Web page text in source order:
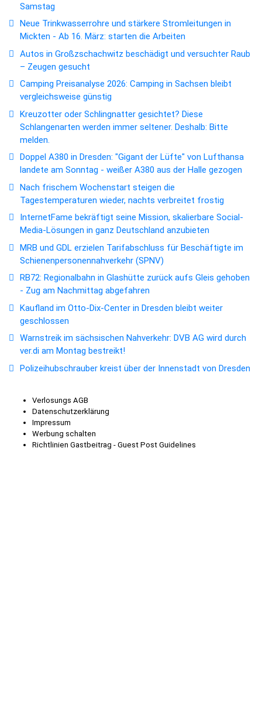
Samstag
Neue Trinkwasserrohre und stärkere Stromleitungen in
Mickten - Ab 16. März: starten die Arbeiten
Autos in Großzschachwitz beschädigt und versuchter Raub
– Zeugen gesucht
Camping Preisanalyse 2026: Camping in Sachsen bleibt
vergleichsweise günstig
Kreuzotter oder Schlingnatter gesichtet? Diese
Schlangenarten werden immer seltener. Deshalb: Bitte
melden.
Doppel A380 in Dresden: "Gigant der Lüfte" von Lufthansa
landete am Sonntag - weißer A380 aus der Halle gezogen
Nach frischem Wochenstart steigen die
Tagestemperaturen wieder, nachts verbreitet frostig
InternetFame bekräftigt seine Mission, skalierbare Social-
Media-Lösungen in ganz Deutschland anzubieten
MRB und GDL erzielen Tarifabschluss für Beschäftigte im
Schienenpersonennahverkehr (SPNV)
RB72: Regionalbahn in Glashütte zurück aufs Gleis gehoben
- Zug am Nachmittag abgefahren
Kaufland im Otto-Dix-Center in Dresden bleibt weiter
geschlossen
Warnstreik im sächsischen Nahverkehr: DVB AG wird durch
ver.di am Montag bestreikt!
Polizeihubschrauber kreist über der Innenstadt von Dresden
Verlosungs AGB
Datenschutzerklärung
Impressum
Werbung schalten
Richtlinien Gastbeitrag - Guest Post Guidelines